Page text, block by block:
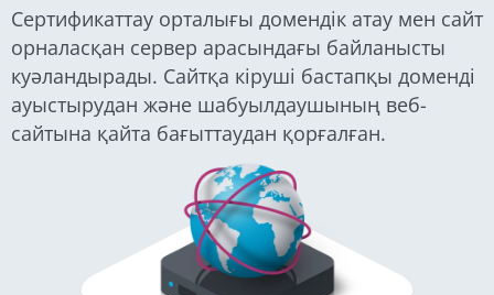
Сертификаттау орталығы домендік атау мен сайт
орналасқан сервер арасындағы байланысты
куәландырады. Сайтқа кіруші бастапқы доменді
ауыстырудан және шабуылдаушының веб-
сайтына қайта бағыттаудан қорғалған.